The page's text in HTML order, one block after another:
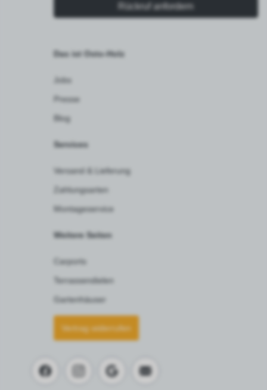
Rückruf anfordern
Das ist Osto-Holz
Jobs
Presse
Blog
Services
Versand & Lieferung
Zahlungsarten
Montageservice
Weitere Seiten
Carports
Terrassendielen
Gartenhäuser
Vertrag widerrufen